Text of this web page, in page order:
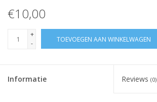
€10,00
+
-
TOEVOEGEN AAN WINKELWAGEN
Informatie Reviews (0)